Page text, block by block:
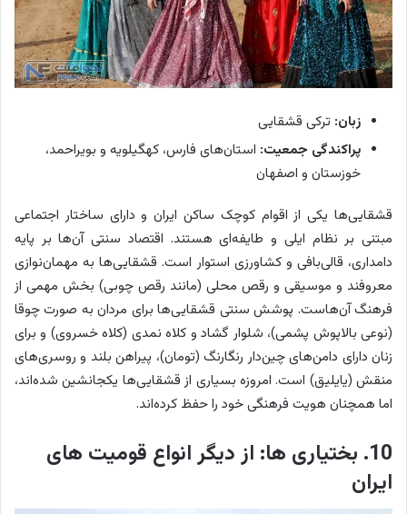
زبان: ترکی قشقایی
پراکندگی جمعیت: استان‌های فارس، کهگیلویه و بویراحمد،
خوزستان و اصفهان
قشقایی‌ها یکی از اقوام کوچک ساکن ایران و دارای ساختار اجتماعی
مبتنی بر نظام ایلی و طایفه‌ای هستند. اقتصاد سنتی آن‌ها بر پایه
دامداری، قالی‌بافی و کشاورزی استوار است. قشقایی‌ها به مهمان‌نوازی
معروفند و موسیقی و رقص محلی (مانند رقص چوبی) بخش مهمی از
فرهنگ آن‌هاست. پوشش سنتی قشقایی‌ها برای مردان به صورت چوقا
(نوعی بالاپوش پشمی)، شلوار گشاد و کلاه نمدی (کلاه خسروی) و برای
زنان دارای دامن‌های چین‌دار رنگارنگ (تومان)، پیراهن بلند و روسری‌های
منقش (یایلیق) است. امروزه بسیاری از قشقایی‌ها یکجانشین شده‌اند،
اما همچنان هویت فرهنگی خود را حفظ کرده‌اند.
10. بختیاری ها: از دیگر انواع قومیت های
ایران